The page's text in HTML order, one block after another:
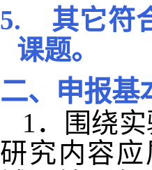
5.
其它符
课题。
二、申报基
1 ．围绕
研究内容